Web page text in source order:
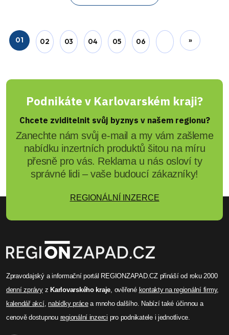
01 02 03 04 05 06 »
Podnikáte v Karlovarském kraji?
Chcete zviditelnit svůj byznys v našem regionu?
Zanechte nám svůj e-mail a my vám zašleme
nabídku inzertních produktů šitou na míru
přesně pro vás. Reklama u nás osloví ty
správné lidi – vaše budoucí zákazníky!
REGIONÁLNÍ INZERCE
Zpravodajský a informační portál REGIONZAPAD.CZ přináší od roku 2000
denní zprávyzKarlovarského kraje , ověřené kontakty na regionální firmy,
kalendář akcí,nabídky prácea mnoho dalšího. Nabízí také účinnou a
cenově dostupnou regionální inzerci pro podnikatele i jednotlivce.